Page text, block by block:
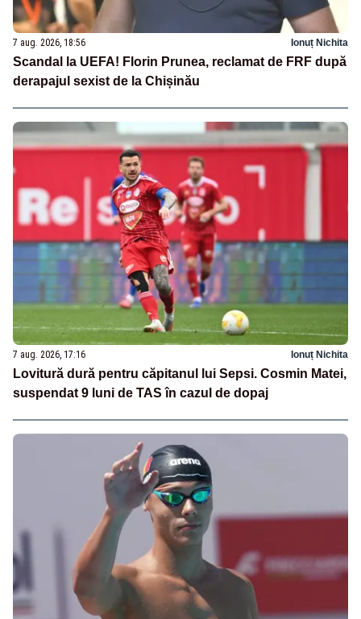
7 aug. 2026, 18:56 Ionuț Nichita
Scandal la UEFA! Florin Prunea, reclamat de FRF după
derapajul sexist de la Chișinău
7 aug. 2026, 17:16 Ionuț Nichita
Lovitură dură pentru căpitanul lui Sepsi. Cosmin Matei,
suspendat 9 luni de TAS în cazul de dopaj